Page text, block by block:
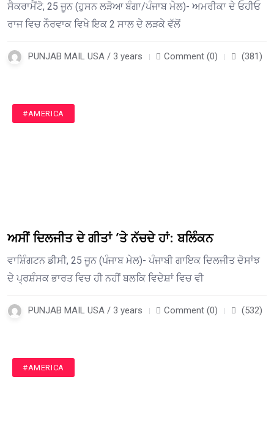
ਸੈਕਰਾਮੈਂਟੋ, 25 ਜੂਨ (ਹੁਸਨ ਲੜੋਆ ਬੰਗਾ/ਪੰਜਾਬ ਮੇਲ)- ਅਮਰੀਕਾ ਦੇ ਓਹੀਓ
ਰਾਜ ਵਿਚ ਨੌਰਵਾਕ ਵਿਖੇ ਇਕ 2 ਸਾਲ ਦੇ ਲੜਕੇ ਵੱਲੋਂ
PUNJAB MAIL USA / 3 years Comment (0) (381)
#AMERICA
ਅਸੀਂ ਦਿਲਜੀਤ ਦੇ ਗੀਤਾਂ ’ਤੇ ਨੱਚਦੇ ਹਾਂ: ਬਲਿੰਕਨ
ਵਾਸ਼ਿੰਗਟਨ ਡੀਸੀ, 25 ਜੂਨ (ਪੰਜਾਬ ਮੇਲ)- ਪੰਜਾਬੀ ਗਾਇਕ ਦਿਲਜੀਤ ਦੋਸਾਂਝ
ਦੇ ਪ੍ਰਸ਼ੰਸਕ ਭਾਰਤ ਵਿਚ ਹੀ ਨਹੀਂ ਬਲਕਿ ਵਿਦੇਸ਼ਾਂ ਵਿਚ ਵੀ
PUNJAB MAIL USA / 3 years Comment (0) (532)
#AMERICA